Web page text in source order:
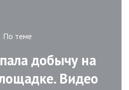
По теме
добычу на
Видео